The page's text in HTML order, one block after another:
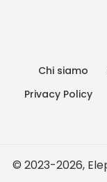
Chi siamo
Privacy Policy
© 2023-2026,